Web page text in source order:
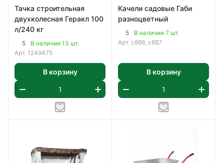
Тачка строительная
двухколесная Геракл 100
л/240 кг
5
В наличии 13 шт.
Арт. 1249475
В корзину
Качели садовые Габи
разноцветный
5
В наличии 7 шт.
Арт. с886, с887
В корзину